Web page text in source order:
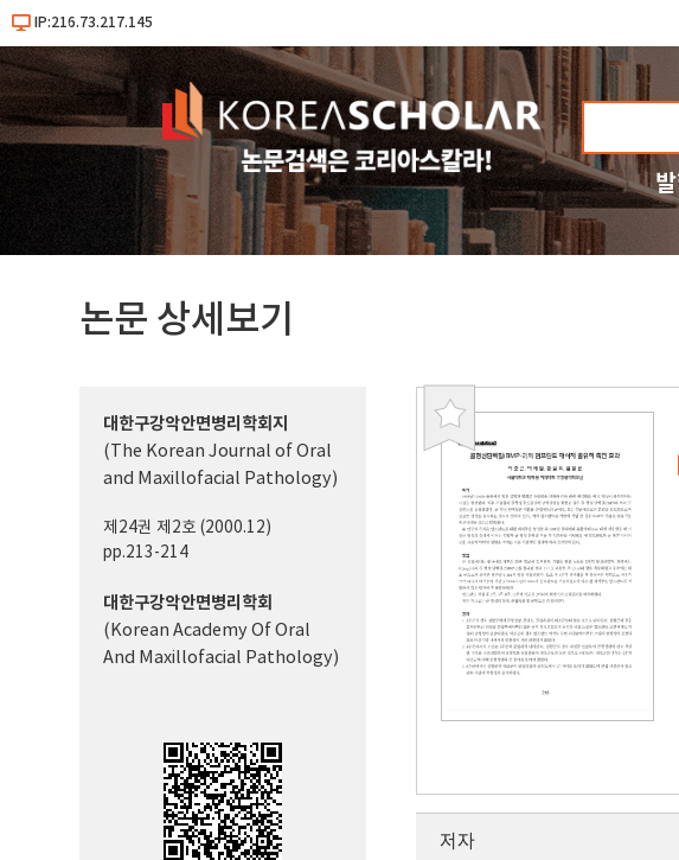
IP:216.73.217.145
논문 상세보기
북
대한구강악안면병리학회지
(The Korean Journal of Oral
and Maxillofacial Pathology)
제24권 제2호 (2000.12)
pp.213-214
대한구강악안면병리학회
(Korean Academy Of Oral
And Maxillofacial Pathology)
저자